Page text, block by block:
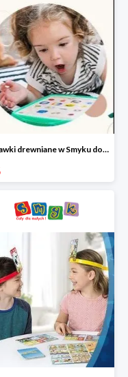
Zabawki drewniane w Smyku do -45%